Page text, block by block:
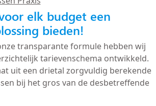
elk budget een
bieden!
transparante formule hebben wij
tarievenschema ontwikkeld.
uit een drietal zorgvuldig berekende
bij het gros van de desbetreffende